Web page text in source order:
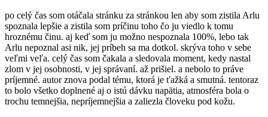
po celý čas som otáčala stránku za stránkou len aby som zistila Arlu
spoznala lepšie a zistila som príčinu toho čo ju viedlo k tomu
hroznému činu. aj keď som ju možno nespoznala 100%, lebo tak
Arlu nepoznal asi nik, jej príbeh sa ma dotkol. skrýva toho v sebe
veľmi veľa. celý čas som čakala a sledovala moment, kedy nastal
zlom v jej osobnosti, v jej správaní. až prišiel. a nebolo to práve
príjemné. autor znova podal tému, ktorá je ťažká a smutná. tentoraz
to bolo všetko doplnené aj o istú dávku napätia, atmosféra bola o
trochu temnejšia, nepríjemnejšia a zaliezla človeku pod kožu.